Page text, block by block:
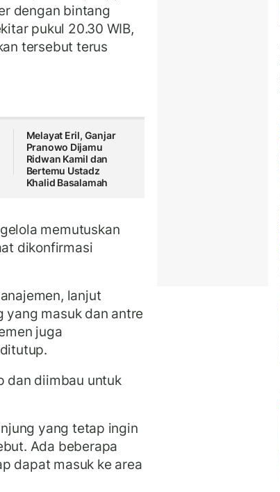
dengan bintang
pukul 20.30 WIB,
tersebut terus
Melayat Eril, Ganjar
Pranowo Dijamu
Ridwan Kamil dan
Bertemu Ustadz
Khalid Basalamah
memutuskan
dikonfirmasi
lanjut
masuk dan antre
juga
dan diimbau untuk
yang tetap ingin
Ada beberapa
dapat masuk ke area